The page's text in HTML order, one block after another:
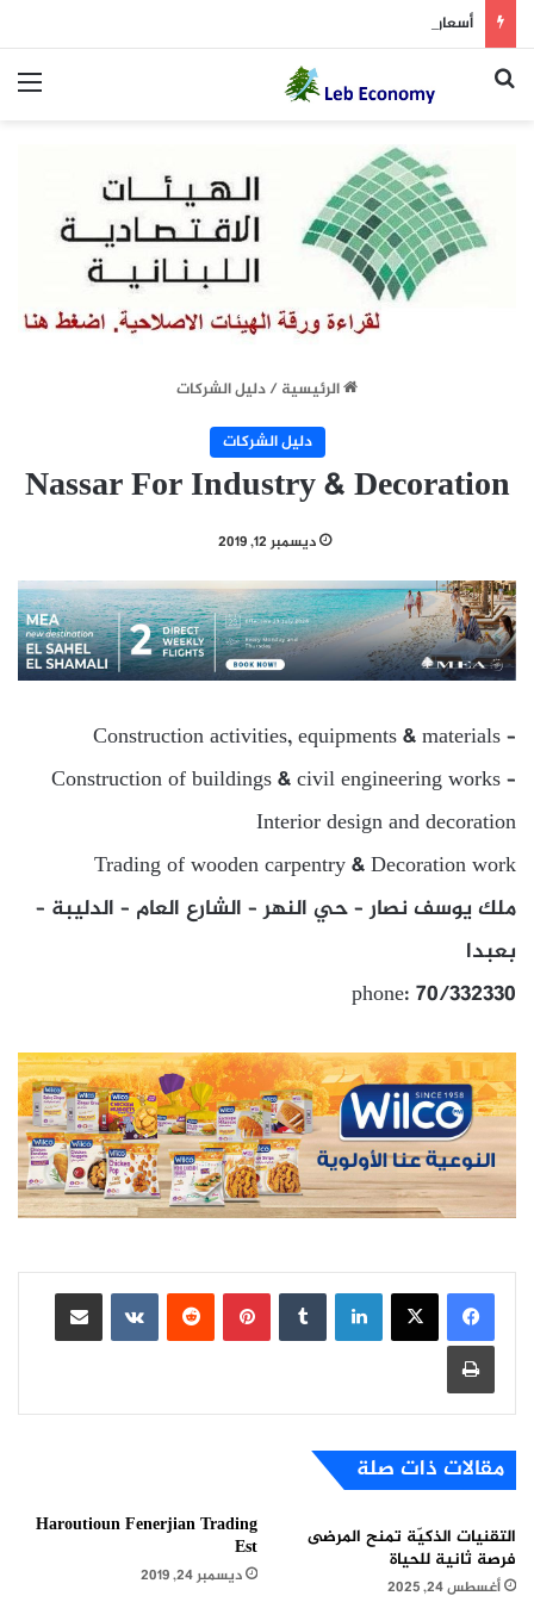
بحث عن
الرئيسية/دليل الشركات
دليل الشركات
Nassar For Industry & Decoration
ديسمبر 12, 2019
Construction activities, equipments & materials –
Construction of buildings & civil engineering works –
Interior design and decoration
Trading of wooden carpentry & Decoration work
ملك يوسف نصار – حي النهر – الشارع العام – الدليبة –
بعبدا
phone: 70/332330
لينكدإن بينتيريست
مشاركة عبر البريد
طباعة
مقالات ذات صلة
التقنيات الذكيّة تمنح المرضى
فرصة ثانية للحياة
أغسطس 24, 2025
Haroutioun Fenerjian Trading
Est
ديسمبر 24, 2019